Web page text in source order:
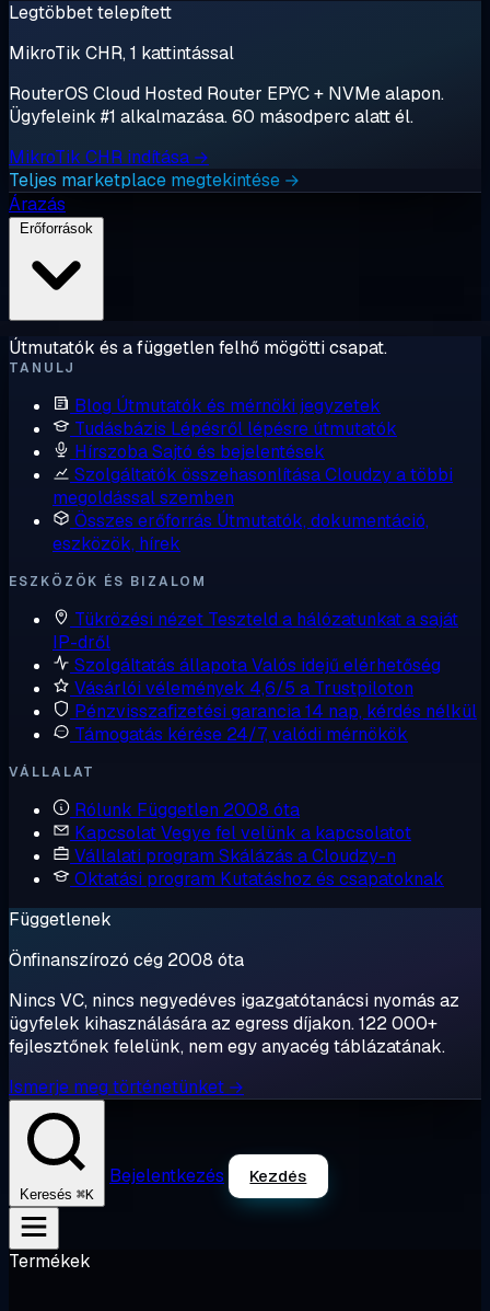
Legtöbbet telepített
MikroTik CHR, 1 kattintással
RouterOS Cloud Hosted Router EPYC + NVMe alapon.
Ügyfeleink #1 alkalmazása. 60 másodperc alatt él.
MikroTik CHR indítása →
Teljes marketplace megtekintése →
Árazás
Útmutatók és a független felhő mögötti csapat.
TANULJ
Blog Útmutatók és mérnöki jegyzetek
Tudásbázis Lépésről lépésre útmutatók
HírszobaSajtó és bejelentések
Szolgáltatók összehasonlításaCloudzy a többi
megoldással szemben
Összes erőforrás Útmutatók, dokumentáció,
eszközök, hírek
ESZKÖZÖK ÉS BIZALOM
Tükrözési nézet Teszteld a hálózatunkat a saját
IP-dről
Szolgáltatás állapotaValós idejű elérhetőség
Vásárlói vélemények 4,6/5 a Trustpiloton
Pénzvisszafizetési garancia14 nap, kérdés nélkül
Támogatás kérése 24/7, valódi mérnökök
VÁLLALAT
Rólunk Független 2008 óta
KapcsolatVegye fel velünk a kapcsolatot
Vállalati program Skálázás a Cloudzy-n
Oktatási program Kutatáshoz és csapatoknak
Függetlenek
Önfinanszírozó cég 2008 óta
Nincs VC, nincs negyedéves igazgatótanácsi nyomás az
ügyfelek kihasználására az egress díjakon. 122 000+
fejlesztőnek felelünk, nem egy anyacég táblázatának.
Ismerje meg történetünket →
Keresés ⌘K
Bejelentkezés Kezdés
Termékek